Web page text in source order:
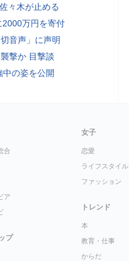
々木が止める
2000万円を寄付
音声」に声明
撃か 目撃談
の姿を公開
合
ア
プ
女子
恋愛
ライフスタイル
ファッション
トレンド
本
教育・仕事
からだ